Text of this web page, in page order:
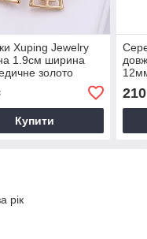
Xuping Jewelry
1.9см ширина
золото
Купити
210
рік